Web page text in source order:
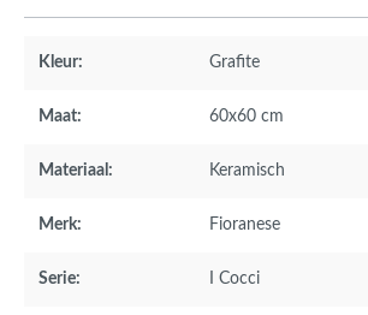
Kleur: Grafite
Maat: 60x60 cm
Materiaal: Keramisch
Merk: Fioranese
Serie: I Cocci